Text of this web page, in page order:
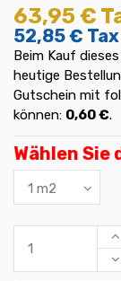
63,95 €
52,85 €
Beim Kauf
heutige
Gutschein mit
können: 0,60 €.
Wählen